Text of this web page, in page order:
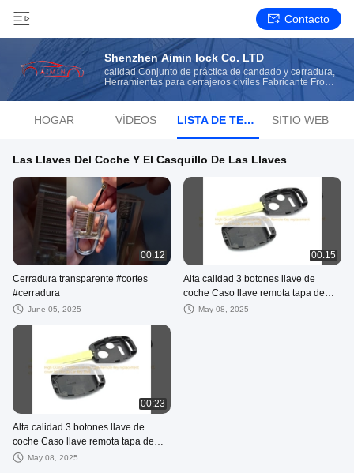
Contacto
Shenzhen Aimin lock Co. LTD
calidad Conjunto de práctica de candado y cerradura,
Herramientas para cerrajeros civiles Fabricante From
HOGAR VÍDEOS LISTA DE TEMAS SITIO WEB
Las Llaves Del Coche Y El Casquillo De Las Llaves
00:12
Cerradura transparente #cortes
#cerradura
June 05, 2025
00:15
Alta calidad 3 botones llave de
coche Caso llave remota tapa de
reemplazo para Honda Car Key
May 08, 2025
00:23
Alta calidad 3 botones llave de
coche Caso llave remota tapa de
reemplazo para Honda Car Key
May 08, 2025